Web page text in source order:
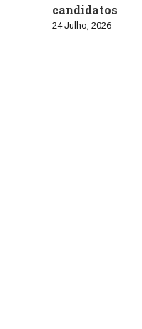
candidatos
24 Julho, 2026